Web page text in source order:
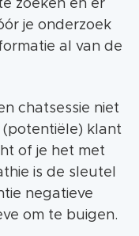
zoeken en er
je onderzoek
al van de
chatsessie niet
klant
of je het met
is de sleutel
negatieve
om te buigen.